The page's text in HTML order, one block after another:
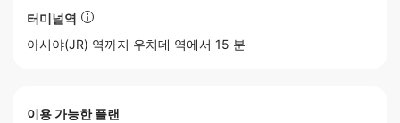
터미널역
아시야(JR) 역까지 우치데 역에서 15 분
이용 가능한 플랜